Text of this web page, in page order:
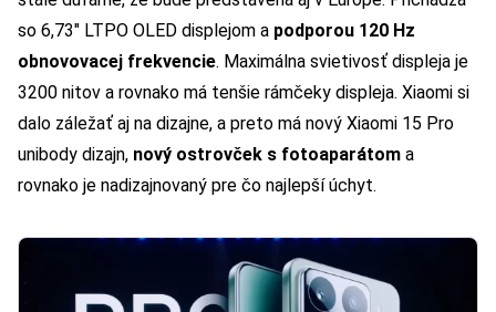
so 6,73″ LTPO OLED displejom a podporou 120 Hz
obnovovacej frekvencie. Maximálna svietivosť displeja je
3200 nitov a rovnako má tenšie rámčeky displeja. Xiaomi si
dalo záležať aj na dizajne, a preto má nový Xiaomi 15 Pro
unibody dizajn, nový ostrovček s fotoaparátom a
rovnako je nadizajnovaný pre čo najlepší úchyt.